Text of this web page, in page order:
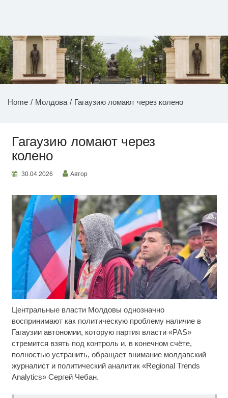
НОВОСТИ ПРИДНЕСТРОВЬЯ
Home Молдова Гагаузию ломают через колено
Гагаузию ломают через
колено
30.04.2026 Автор
Центральные власти Молдовы однозначно
воспринимают как политическую проблему наличие в
Гагаузии автономии, которую партия власти «PAS»
стремится взять под контроль и, в конечном счёте,
полностью устранить, обращает внимание молдавский
журналист и политический аналитик «Regional Trends
Analytics» Сергей Чебан.
Ролик длится пару секунд, но вы будете в шоке
от увиденного
Почему вы не сможете вернуть в магазин
купленный телевизор
Смолов призвал российских футболистов
покинуть страну